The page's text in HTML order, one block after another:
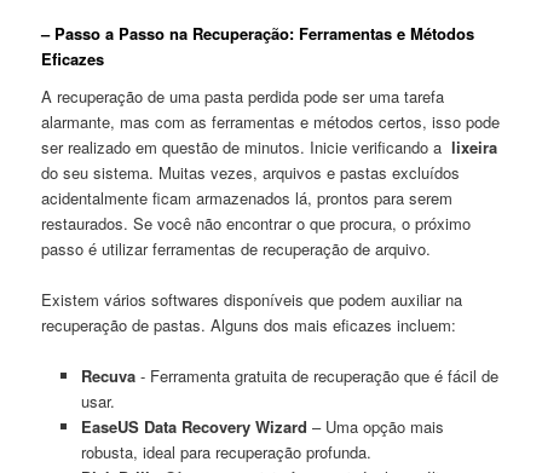
– Passo ​a Passo na⁤ Recuperação: Ferramentas ⁢e Métodos
Eficazes
A ‍recuperação de uma ​pasta perdida pode⁣ ser‌ uma⁣ tarefa⁣
alarmante, mas com‍ as‍ ferramentas e métodos certos, isso pode
⁣ser realizado em questão ‍de minutos. Inicie verificando⁣ a ⁢lixeira
do seu sistema. Muitas vezes,‌ arquivos e⁢ pastas excluídos‍
acidentalmente ⁣ficam armazenados lá, ⁢prontos para serem
‍restaurados.​ Se você não encontrar o que ‍procura, o próximo
passo é utilizar ferramentas de ⁣recuperação de ⁤arquivo.
Existem vários ‍softwares disponíveis que ‌podem auxiliar‌ na‍
recuperação ​de pastas. Alguns⁤ dos ⁢mais eficazes‌ incluem:
Recuva⁢- Ferramenta gratuita de recuperação que é ​fácil de
usar.
EaseUS ⁢Data Recovery ⁣Wizard – ‌Uma opção mais
⁣robusta, ideal para recuperação profunda.